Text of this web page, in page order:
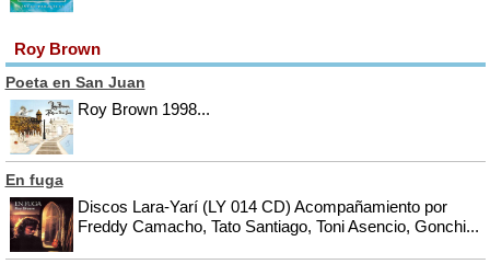
Roy Brown
Poeta en San Juan
Roy Brown 1998...
En fuga
Discos Lara-Yarí (LY 014 CD) Acompañamiento por
Freddy Camacho, Tato Santiago, Toni Asencio, Gonchi...